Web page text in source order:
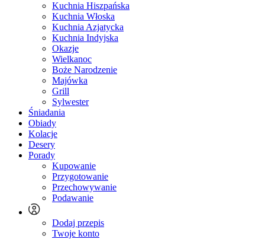
Kuchnia Hiszpańska
Kuchnia Włoska
Kuchnia Azjatycka
Kuchnia Indyjska
Okazje
Wielkanoc
Boże Narodzenie
Majówka
Grill
Sylwester
Śniadania
Obiady
Kolacje
Desery
Porady
Kupowanie
Przygotowanie
Przechowywanie
Podawanie
Dodaj przepis
Twoje konto